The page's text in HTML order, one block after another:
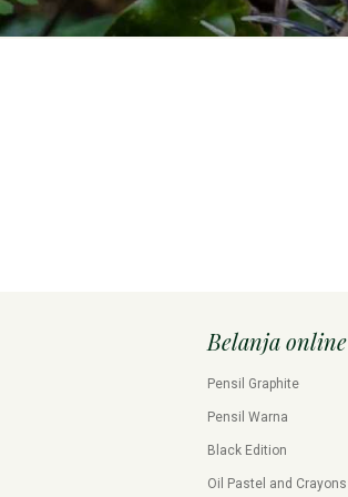
Belanja online
Pensil Graphite
Pensil Warna
Black Edition
Oil Pastel and Crayons